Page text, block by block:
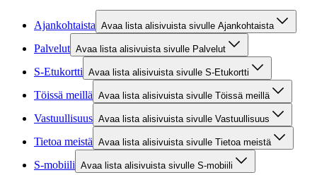
Ajankohtaista Avaa lista alisivuista sivulle Ajankohtaista
Palvelut Avaa lista alisivuista sivulle Palvelut
S-Etukortti Avaa lista alisivuista sivulle S-Etukortti
Töissä meillä Avaa lista alisivuista sivulle Töissä meillä
Vastuullisuus Avaa lista alisivuista sivulle Vastuullisuus
Tietoa meistä Avaa lista alisivuista sivulle Tietoa meistä
S-mobiili Avaa lista alisivuista sivulle S-mobiili